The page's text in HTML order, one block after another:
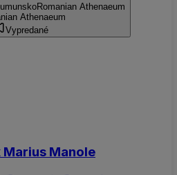
Romanian Athenaeum
Athenaeum
Vypredané
Manole